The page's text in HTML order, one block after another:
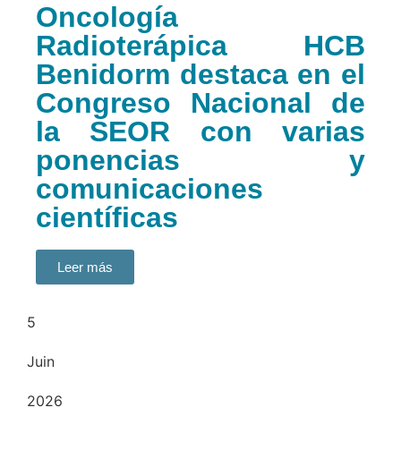
Oncología
Radioterápica HCB
Benidorm destaca en el
Congreso Nacional de
la SEOR con varias
ponencias y
comunicaciones
científicas
Leer más
5
Juin
2026